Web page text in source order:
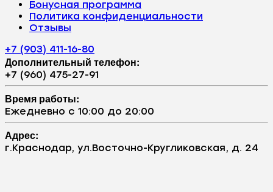
Бонусная программа
Политика конфиденциальности
Отзывы
+7 (903) 411-16-80
Дополнительный телефон:
+7 (960) 475-27-91
Время работы:
Ежедневно с 10:00 до 20:00
Адрес:
г.Краснодар, ул.Восточно-Кругликовская, д. 24